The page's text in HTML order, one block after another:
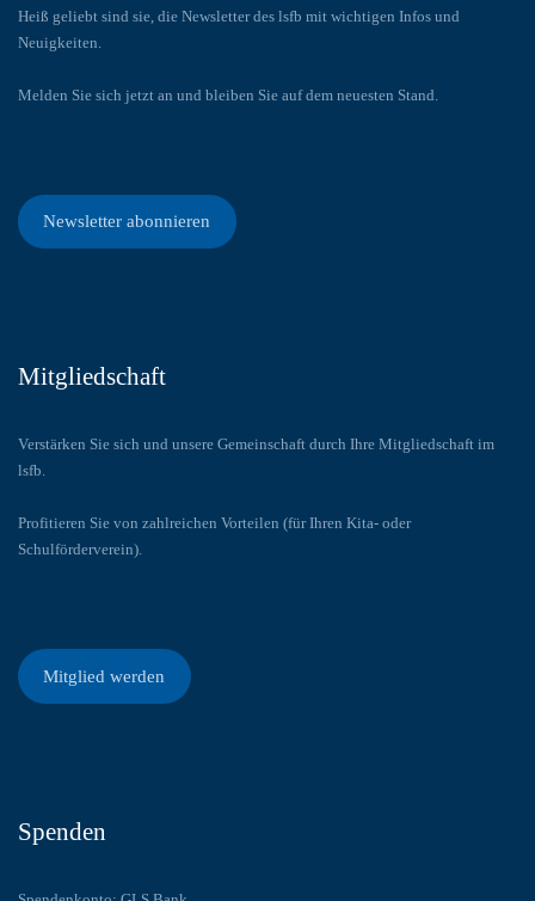
Heiß geliebt sind sie, die Newsletter des lsfb mit wichtigen Infos und
Neuigkeiten.
Melden Sie sich jetzt an und bleiben Sie auf dem neuesten Stand.
Newsletter abonnieren
Mitgliedschaft
Verstärken Sie sich und unsere Gemeinschaft durch Ihre Mitgliedschaft im
lsfb.
Profitieren Sie von zahlreichen Vorteilen (für Ihren Kita- oder
Schulförderverein).
Mitglied werden
Spenden